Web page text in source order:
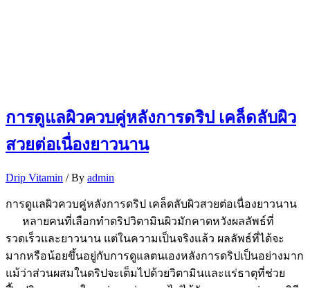
การดูแลผิวควบคู่หลังการดริป เคล็ดลับผิว
สวยต่อเนื่องยาวนาน
Drip Vitamin / By admin
การดูแลผิวควบคู่หลังการดริป เคล็ดลับผิวสวยต่อเนื่องยาวนาน
หลายคนที่เลือกทำดริปวิตามินผิวมักคาดหวังผลลัพธ์ที่
รวดเร็วและยาวนาน แต่ในความเป็นจริงแล้ว ผลลัพธ์ที่ได้จะ
มากหรือน้อยขึ้นอยู่กับการดูแลตนเองหลังการดริปเป็นอย่างมาก
แม้ว่าส่วนผสมในดริปจะเต็มไปด้วยวิตามินและแร่ธาตุที่ช่วย